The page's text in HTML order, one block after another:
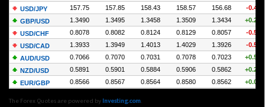
The Forex Quotes are powered byInvesting.com.